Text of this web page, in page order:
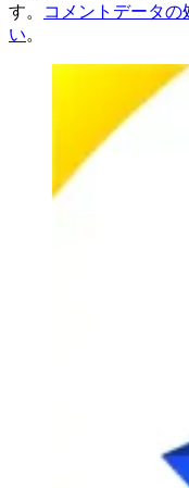
す。
コメントデータの
い。